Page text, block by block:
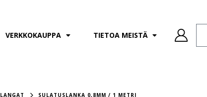
VERKKOKAUPPA TIETOA MEISTÄ
LANGAT SULATUSLANKA 0,8MM / 1 METRI